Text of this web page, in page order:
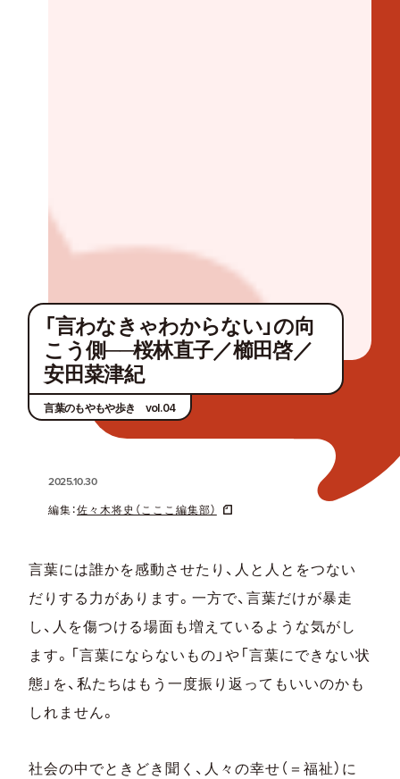
「言わなきゃわからない」の向
こう側──桜林直子／櫛田啓／
安田菜津紀
言葉のもやもや歩き vol.04
2025.10.30
編集：佐々木将史（こここ編集部）
言葉には誰かを感動させたり、人と人とをつない
だりする力があります。一方で、言葉だけが暴走
し、人を傷つける場面も増えているような気がし
ます。「言葉にならないもの」や「言葉にできない状
態」を、私たちはもう一度振り返ってもいいのかも
しれません。
社会の中でときどき聞く、人々の幸せ（＝福祉）に